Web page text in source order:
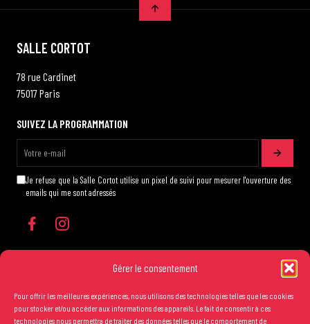
Gérer le consentement
Pour offrir les meilleures expériences, nous utilisons des technologies telles que les cookies
pour stocker et/ou accéder aux informations des appareils. Le fait de consentir à ces
technologies nous permettra de traiter des données telles que le comportement de
SALLE CORTOT
78 rue Cardinet
75017 Paris
SUIVEZ LA PROGRAMMATION
Je refuse que la Salle Cortot utilise un pixel de suivi pour mesurer l'ouverture des
emails qui me sont adressés
Les conditions générales de vente